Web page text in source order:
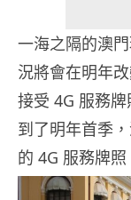
一海之隔的澳
況將會在明年
接受 4G 服務
到了明年首季
的 4G 服務牌照